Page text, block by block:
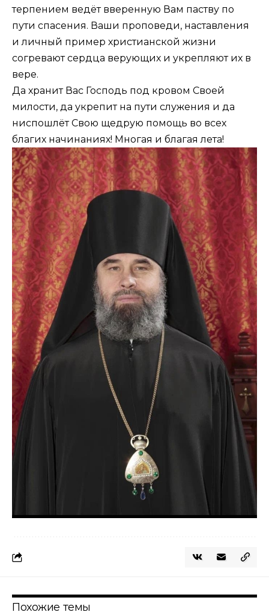
терпением ведёт вверенную Вам паству по
пути спасения. Ваши проповеди, наставления
и личный пример христианской жизни
согревают сердца верующих и укрепляют их в
вере.
Да хранит Вас Господь под кровом Своей
милости, да укрепит на пути служения и да
ниспошлёт Свою щедрую помощь во всех
благих начинаниях! Многая и благая лета!
Похожие темы